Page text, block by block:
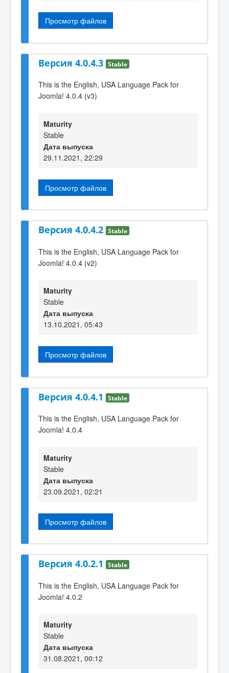
Просмотр файлов
Версия 4.0.4.3 Stable
This is the English, USA Language Pack for
Joomla! 4.0.4 (v3)
Maturity
Stable
Дата выпуска
29.11.2021, 22:29
Просмотр файлов
Версия 4.0.4.2 Stable
This is the English, USA Language Pack for
Joomla! 4.0.4 (v2)
Maturity
Stable
Дата выпуска
13.10.2021, 05:43
Просмотр файлов
Версия 4.0.4.1 Stable
This is the English, USA Language Pack for
Joomla! 4.0.4
Maturity
Stable
Дата выпуска
23.09.2021, 02:21
Просмотр файлов
Версия 4.0.2.1 Stable
This is the English, USA Language Pack for
Joomla! 4.0.2
Maturity
Stable
Дата выпуска
31.08.2021, 00:12